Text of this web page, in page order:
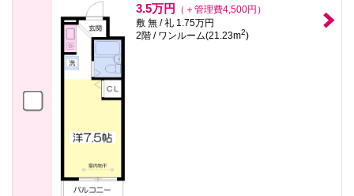
3.5万円
（＋管理費4,500円）
敷 無 / 礼 1.75万円
2階 / ワンルーム(21.23m2)